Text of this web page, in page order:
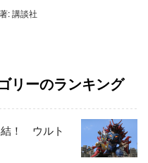
著: 講談社
リーのランキング
結！ ウルト